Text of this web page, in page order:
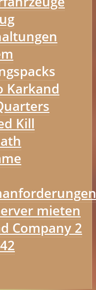
Karkand
Kill
mieten
Company 2